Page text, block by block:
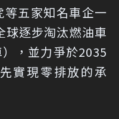
五家知名車企一
球逐步淘汰燃油車
），並力爭於2035
實現零排放的承